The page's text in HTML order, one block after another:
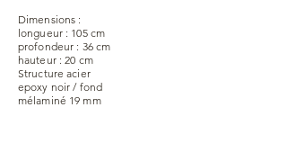
Dimensions :
longueur : 105 cm
profondeur : 36 cm
hauteur : 20 cm
Structure acier
epoxy noir / fond
mélaminé 19 mm